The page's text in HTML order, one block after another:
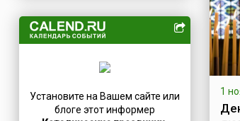
Италия
Канада
Независимые
Посты
Установите на Вашем сайте или
блоге этот информер
1